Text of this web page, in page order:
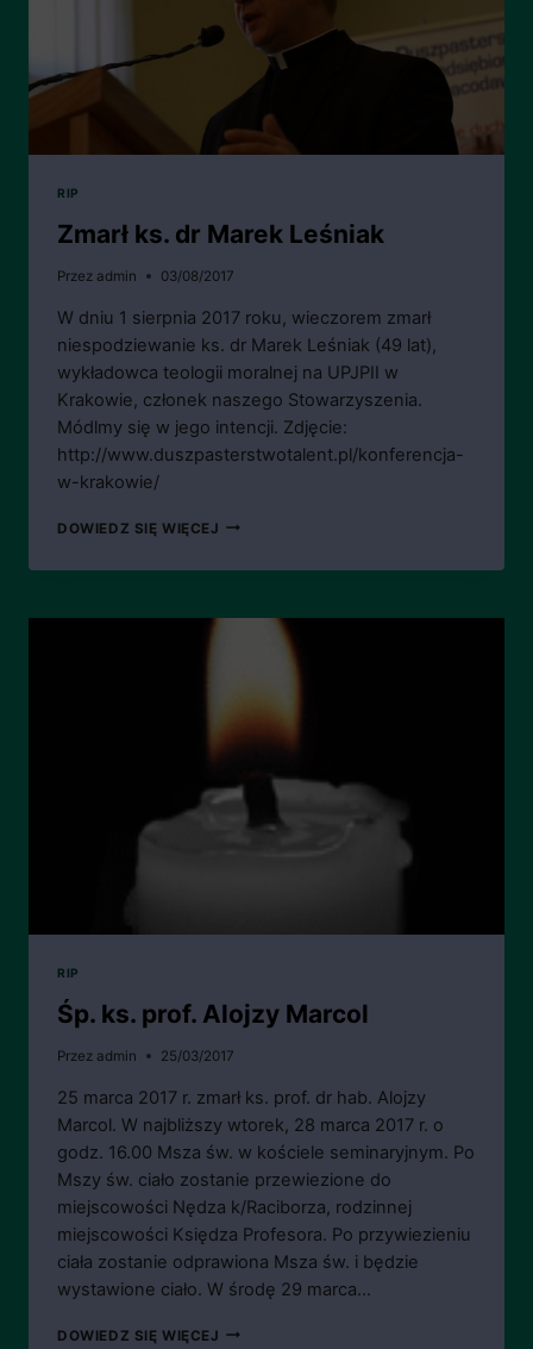
RIP
Zmarł ks. dr Marek Leśniak
Przez admin 03/08/2017
W dniu 1 sierpnia 2017 roku, wieczorem zmarł
niespodziewanie ks. dr Marek Leśniak (49 lat),
wykładowca teologii moralnej na UPJPII w
Krakowie, członek naszego Stowarzyszenia.
Módlmy się w jego intencji. Zdjęcie:
http://www.duszpasterstwotalent.pl/konferencja-
w-krakowie/
DOWIEDZ SIĘ WIĘCEJ ZMARŁ
RIP
Śp. ks. prof. Alojzy Marcol
Przez admin 25/03/2017
25 marca 2017 r. zmarł ks. prof. dr hab. Alojzy
Marcol. W najbliższy wtorek, 28 marca 2017 r. o
godz. 16.00 Msza św. w kościele seminaryjnym. Po
Mszy św. ciało zostanie przewiezione do
miejscowości Nędza k/Raciborza, rodzinnej
miejscowości Księdza Profesora. Po przywiezieniu
ciała zostanie odprawiona Msza św. i będzie
wystawione ciało. W środę 29 marca…
DOWIEDZ SIĘ WIĘCEJ ŚP.